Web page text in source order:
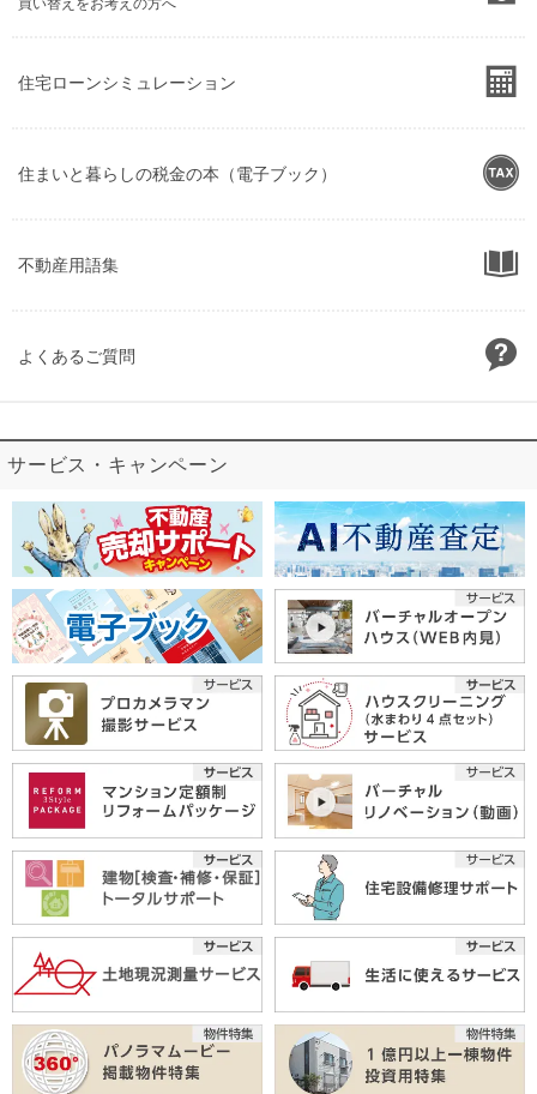
買い替えをお考えの方へ
住宅ローンシミュレーション
住まいと暮らしの税金の本（電子ブック）
不動産用語集
よくあるご質問
サービス・キャンペーン